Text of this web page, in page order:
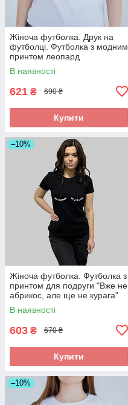
Жіноча футболка. Друк на
футболці. Футболка з модним
принтом леопард
В наявності
621 ₴ 690 ₴
Купити
–10%
Жіноча футболка. Футболка з
принтом для подруги "Вже не
абрикос, але ще не курага"
В наявності
603 ₴ 670 ₴
Купити
–10%